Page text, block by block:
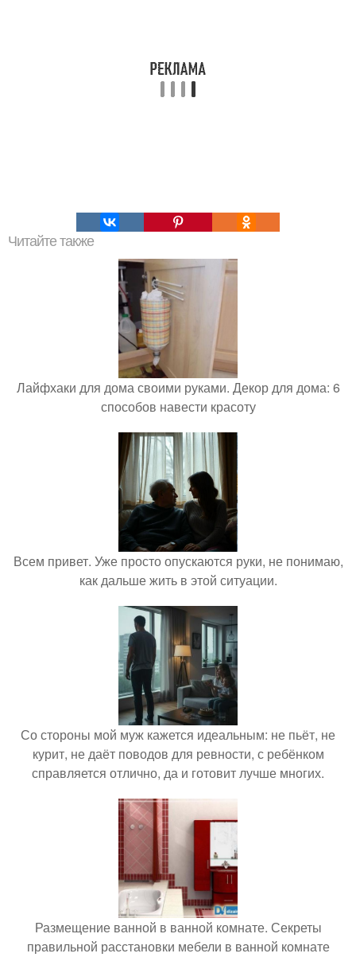
Читайте также
Лайфхаки для дома своими руками. Декор для дома: 6
способов навести красоту
Всем привет. Уже просто опускаются руки, не понимаю,
как дальше жить в этой ситуации.
Со стороны мой муж кажется идеальным: не пьёт, не
курит, не даёт поводов для ревности, с ребёнком
справляется отлично, да и готовит лучше многих.
Размещение ванной в ванной комнате. Секреты
правильной расстановки мебели в ванной комнате